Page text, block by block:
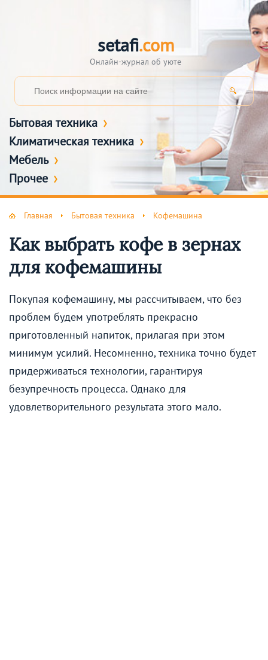
setafi.com
Онлайн-журнал об уюте
Бытовая техника
Климатическая техника
Мебель
Прочее
Главная Бытовая техника Кофемашина
Как выбрать кофе в зернах
для кофемашины
Покупая кофемашину, мы рассчитываем, что без
проблем будем употреблять прекрасно
приготовленный напиток, прилагая при этом
минимум усилий. Несомненно, техника точно будет
придерживаться технологии, гарантируя
безупречность процесса. Однако для
удовлетворительного результата этого мало.